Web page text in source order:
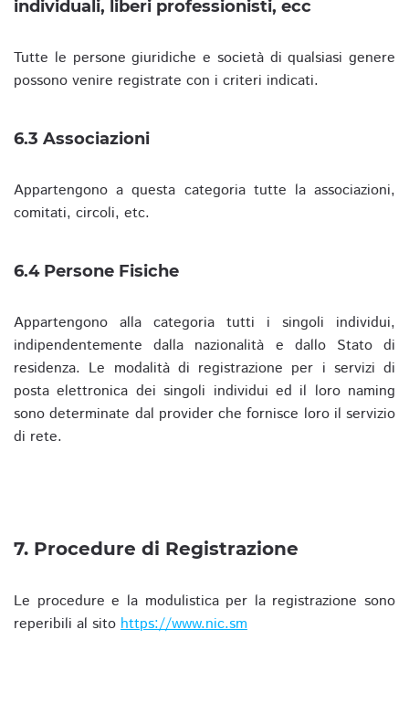
individuali, liberi professionisti, ecc
Tutte le persone giuridiche e società di qualsiasi genere
possono venire registrate con i criteri indicati.
6.3 Associazioni
Appartengono a questa categoria tutte la associazioni,
comitati, circoli, etc.
6.4 Persone Fisiche
Appartengono alla categoria tutti i singoli individui,
indipendentemente dalla nazionalità e dallo Stato di
residenza. Le modalità di registrazione per i servizi di
posta elettronica dei singoli individui ed il loro naming
sono determinate dal provider che fornisce loro il servizio
di rete.
7. Procedure di Registrazione
Le procedure e la modulistica per la registrazione sono
reperibili al sito https://www.nic.sm